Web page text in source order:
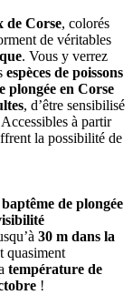
de Corse, colorés
de véritables
. Vous y verrez
espèces de poissons
plongée en Corse
, d’être sensibilisé
Accessibles à partir
la possibilité de
baptême de plongée
30 m dans la
quasiment
température de
!